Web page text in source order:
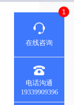
在线咨询
电话沟通
19339909396